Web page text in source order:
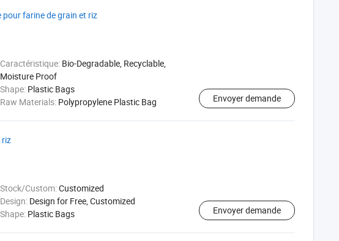
pour farine de grain et riz
Caractéristique: Bio-Degradable, Recyclable,
Moisture Proof
Shape: Plastic Bags
Raw Materials: Polypropylene Plastic Bag Envoyer demande
riz
Stock/Custom:Customized
Design: Design for Free, Customized
Shape: Plastic Bags Envoyer demande